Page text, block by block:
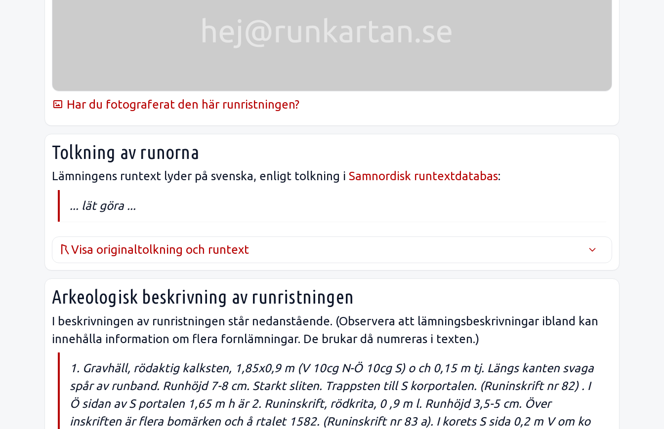
Har du fotograferat den här runristningen?
Tolkning av runorna
Lämningens runtext lyder på svenska, enligt tolkning i Samnordisk runtextdatabas:
... lät göra ...
Visa originaltolkning och runtext
Arkeologisk beskrivning av runristningen
I beskrivningen av runristningen står nedanstående. (Observera att lämningsbeskrivningar ibland kan
innehålla information om flera fornlämningar. De brukar då numreras i texten.)
1. Gravhäll, rödaktig kalksten, 1,85x0,9 m (V 10cg N-Ö 10cg S) o ch 0,15 m tj. Längs kanten svaga
spår av runband. Runhöjd 7-8 cm. Starkt sliten. Trappsten till S korportalen. (Runinskrift nr 82) . I
Ö sidan av S portalen 1,65 m h är 2. Runinskrift, rödkrita, 0 ,9 m l. Runhöjd 3,5-5 cm. Över
inskriften är flera bomärken och å rtalet 1582. (Runinskrift nr 83 a). I korets S sida 0,2 m V om ko